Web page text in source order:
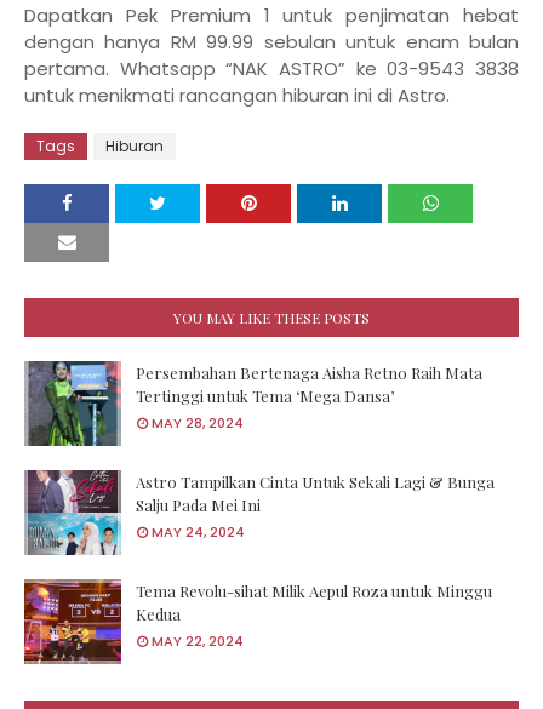
Dapatkan Pek Premium 1 untuk penjimatan hebat
dengan hanya RM 99.99 sebulan untuk enam bulan
pertama. Whatsapp “NAK ASTRO” ke 03-9543 3838
untuk menikmati rancangan hiburan ini di Astro.
Tags Hiburan
YOU MAY LIKE THESE POSTS
­Persembahan Bertenaga Aisha Retno Raih Mata
Tertinggi untuk Tema ‘Mega Dansa’
MAY 28, 2024
Astro Tampilkan Cinta Untuk Sekali Lagi & Bunga
Salju Pada Mei Ini
MAY 24, 2024
Tema Revolu-sihat Milik Aepul Roza untuk Minggu
Kedua
MAY 22, 2024